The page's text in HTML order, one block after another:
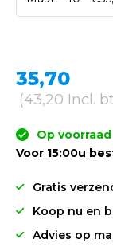
35,70
(43,20 Incl.
Op voorraad
Voor 15:00u
Gratis
Koop nu en
Advies op